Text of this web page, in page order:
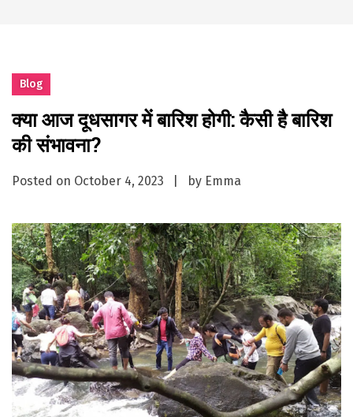
Posted on June 22, 2026
시간의 장벽을 넘어 마주하는 감동의 순간, 내 템포대로 조율하는 스포츠 다시보기 활용 지침서
Posted on June 20, 2026
Blog
क्या आज दूधसागर में बारिश होगी: कैसी है बारिश
की संभावना?
Posted on October 4, 2023 by Emma